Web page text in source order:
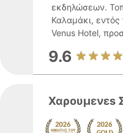
εκδηλώσεων.
Καλαμάκι, εντός
Venus Hotel,
9.6
Χαρουμενεs